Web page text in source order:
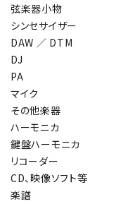
弦楽器小物
シンセサイザー
DAW ／ DTM
DJ
PA
マイク
その他楽器
ハーモニカ
鍵盤ハーモニカ
リコーダー
CD、映像ソフト等
楽譜